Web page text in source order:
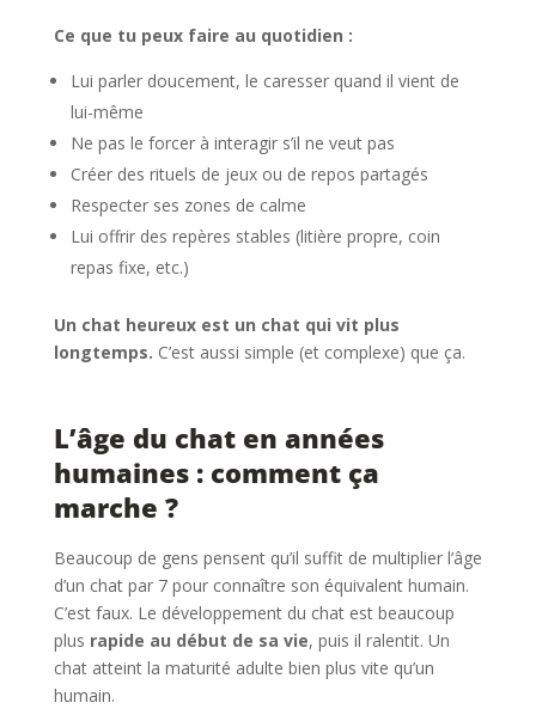
Ce que tu peux faire au quotidien :
Lui parler doucement, le caresser quand il vient de
lui-même
Ne pas le forcer à interagir s’il ne veut pas
Créer des rituels de jeux ou de repos partagés
Respecter ses zones de calme
Lui offrir des repères stables (litière propre, coin
repas fixe, etc.)
Un chat heureux est un chat qui vit plus
longtemps. C’est aussi simple (et complexe) que ça.
L’âge du chat en années
humaines : comment ça
marche ?
Beaucoup de gens pensent qu’il suffit de multiplier l’âge
d’un chat par 7 pour connaître son équivalent humain.
C’est faux. Le développement du chat est beaucoup
plus rapide au début de sa vie, puis il ralentit. Un
chat atteint la maturité adulte bien plus vite qu’un
humain.